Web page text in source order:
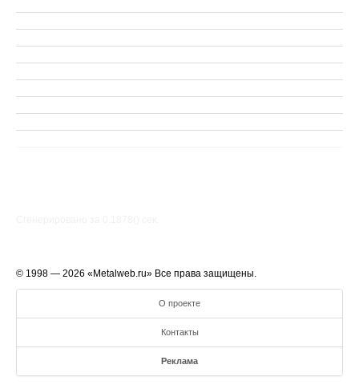
© 1998 — 2026 «Metalweb.ru» Все права защищены.
О проекте
Контакты
Реклама